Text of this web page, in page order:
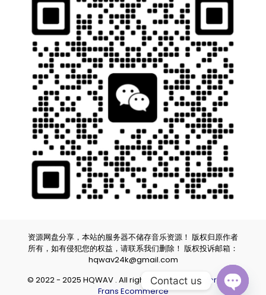
资源网盘分享，本站的服务器不储存音乐资源！ 版权归原作者
所有，如有侵犯您的权益，请联系我们删除！ 版权投诉邮箱：
hqwav24k@gmail.com
© 2022 - 2025 HQWAV . All rights reserved.Powered by
Frans Ecommerce
Contact us